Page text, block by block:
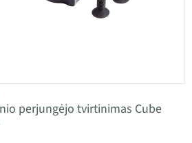
perjungėjo tvirtinimas Cube